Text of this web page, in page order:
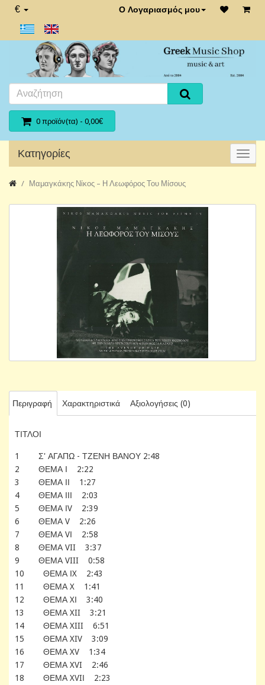
€ Ο Λογαριασμός μου
0 προϊόν(τα) - 0,00€
Κατηγορίες
Μαμαγκάκης Νίκος‎ – Η Λεωφόρος Του Μίσους
Περιγραφή Χαρακτηριστικά Αξιολογήσεις (0)
ΤΙΤΛΟΙ
1 Σ' ΑΓΑΠΩ - ΤΖΕΝΗ ΒΑΝΟΥ 2:48
2 ΘΕΜΑ Ι 2:22
3 ΘΕΜΑ ΙΙ 1:27
4 ΘΕΜΑ ΙΙΙ 2:03
5 ΘΕΜΑ ΙV 2:39
6 ΘΕΜΑ V 2:26
7 ΘΕΜΑ VΙ 2:58
8 ΘΕΜΑ VII 3:37
9 ΘΕΜΑ VIII 0:58
10 ΘΕΜΑ ΙX 2:43
11 ΘΕΜΑ X 1:41
12 ΘΕΜΑ XΙ 3:40
13 ΘΕΜΑ XII 3:21
14 ΘΕΜΑ XIII 6:51
15 ΘΕΜΑ XIV 3:09
16 ΘΕΜΑ XV 1:34
17 ΘΕΜΑ XVI 2:46
18 ΘΕΜΑ XVIΙ 2:23